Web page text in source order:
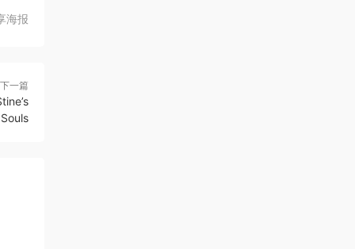
海报
下一篇